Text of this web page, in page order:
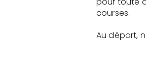
courses.
Au départ,